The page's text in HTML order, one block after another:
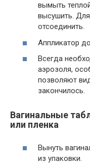
вымыть
высушить.
отсоединить.
Аппликатор
Всегда
аэрозоля,
позволяют
закончилось.
Вагинальные
или пленка
Вынуть
из упаковки.